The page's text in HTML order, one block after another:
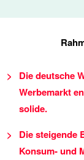
Die deutsche
Werbemarkt
solide.
Die steigende
Konsum- und